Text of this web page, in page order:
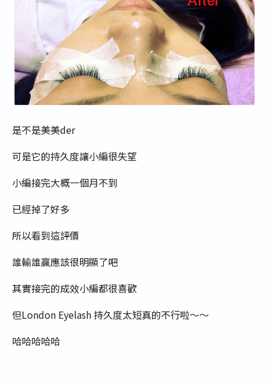
是不是美美der
可是它的持久度讓小編很失望
小編接完大概一個月不到
已經掉了好多
所以看到這評價
誰輸誰贏應該很明顯了吧
其實接完的成效小編都很喜歡
但London Eyelash 持久度太短真的不行啦～～
哈哈哈哈哈